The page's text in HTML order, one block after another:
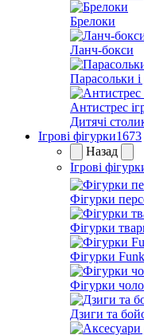
Брелоки
Ланч-бокси
Парасольки
Антистрес
Дитячі
Ігрові фігурки1673
Назад
Ігрові
Фігурки
Фігурки
Фігурки
Фігурки
Дзиги та